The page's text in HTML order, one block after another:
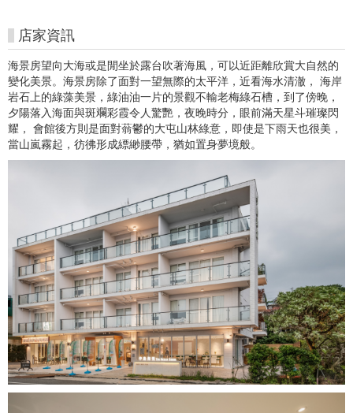
美
術
館
購
票
站
店家資訊
海景房望向大海或是閒坐於露台吹著海風，可以近距離欣賞大自然的
變化美景。海景房除了面對一望無際的太平洋，近看海水清澈， 海岸
岩石上的綠藻美景，綠油油一片的景觀不輸老梅綠石槽，到了傍晚，
夕陽落入海面與斑斕彩霞令人驚艷，夜晚時分，眼前滿天星斗璀璨閃
耀， 會館後方則是面對蓊鬱的大屯山林綠意，即使是下雨天也很美，
當山嵐霧起，彷彿形成縹緲腰帶，猶如置身夢境般。